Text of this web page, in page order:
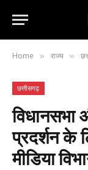
Home » राज्य »
छत्तीसगढ़
विधानसभा
प्रदर्शन के
मीडिया